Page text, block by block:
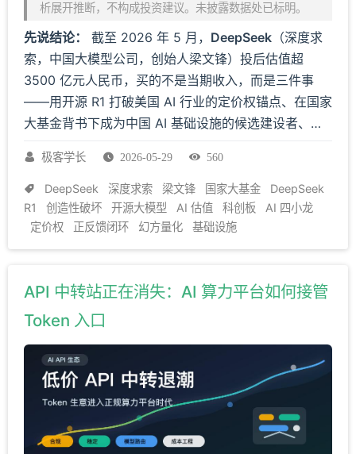
析展开推断，不构成投资建议。未披露数据处已标明。
先说结论： 截至 2026 年 5 月， DeepSeek（深度求
索，中国大模型公司，创始人梁文锋）投后估值超
3500 亿元人民币，买的不是当期收入，而是三件事
——用开源 R1 打破美国 AI 行业的定价权锚点、在国家
大基金背书下成为中国 AI 基础设施的候选建设者、以
从约 100 亿美元跃升至约 515 亿美元，反映的是行业
定价体系相变，而非常规 PE 估值。
极客学长 2026-05-29 560
DeepSeek 深度求索 梁文锋 国家大基金
DeepSeek
R1
创造性破坏 开源大模型 AI 估值 科创板
AI 四小龙
定价权
正反馈闭环 幻方量化 基础设施
API 中转站正在消失：AI 算力平台如何接管
Token 入口